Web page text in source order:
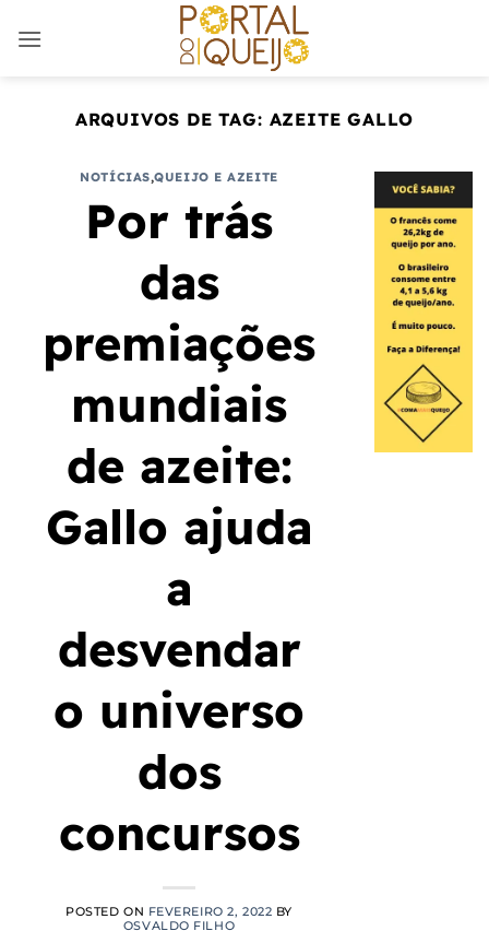
ARQUIVOS DE TAG: AZEITE GALLO
NOTÍCIAS,QUEIJO E AZEITE
Por trás
das
premiações
mundiais
de azeite:
Gallo ajuda
a
desvendar
o universo
dos
concursos
POSTED ON FEVEREIRO 2, 2022 BY
OSVALDO FILHO